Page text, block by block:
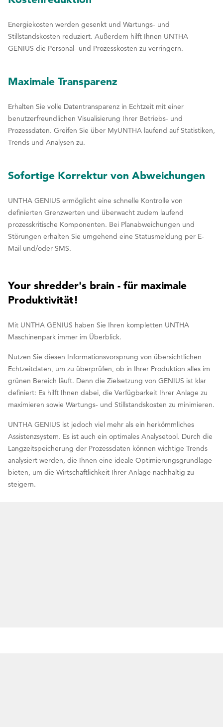
auf einen
Blick
Energiekosten werden gesenkt und Wartungs- und
Stillstandskosten reduziert. Außerdem hilft Ihnen UNTHA
GENIUS die Personal- und Prozesskosten zu verringern.
Maximale Transparenz
Erhalten Sie volle Datentransparenz in Echtzeit mit einer
benutzerfreundlichen Visualisierung Ihrer Betriebs- und
Prozessdaten. Greifen Sie über MyUNTHA laufend auf Statistiken,
Trends und Analysen zu.
Sofortige Korrektur von Abweichungen
UNTHA GENIUS ermöglicht eine schnelle Kontrolle von
definierten Grenzwerten und überwacht zudem laufend
prozesskritische Komponenten. Bei Planabweichungen und
Störungen erhalten Sie umgehend eine Statusmeldung per E-
Mail und/oder SMS.
Your shredder's brain - für maximale
Produktivität!
Mit UNTHA GENIUS haben Sie Ihren kompletten UNTHA
Maschinenpark immer im Überblick.
Nutzen Sie diesen Informationsvorsprung von übersichtlichen
Echtzeitdaten, um zu überprüfen, ob in Ihrer Produktion alles im
grünen Bereich läuft. Denn die Zielsetzung von GENIUS ist klar
definiert: Es hilft Ihnen dabei, die Verfügbarkeit Ihrer Anlage zu
maximieren sowie Wartungs- und Stillstandskosten zu minimieren.
UNTHA GENIUS ist jedoch viel mehr als ein herkömmliches
Assistenzsystem. Es ist auch ein optimales Analysetool. Durch die
Langzeitspeicherung der Prozessdaten können wichtige Trends
analysiert werden, die Ihnen eine ideale Optimierungsgrundlage
bieten, um die Wirtschaftlichkeit Ihrer Anlage nachhaltig zu
steigern.